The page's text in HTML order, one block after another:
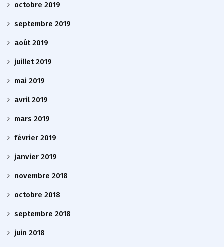
octobre 2019
septembre 2019
août 2019
juillet 2019
mai 2019
avril 2019
mars 2019
février 2019
janvier 2019
novembre 2018
octobre 2018
septembre 2018
juin 2018